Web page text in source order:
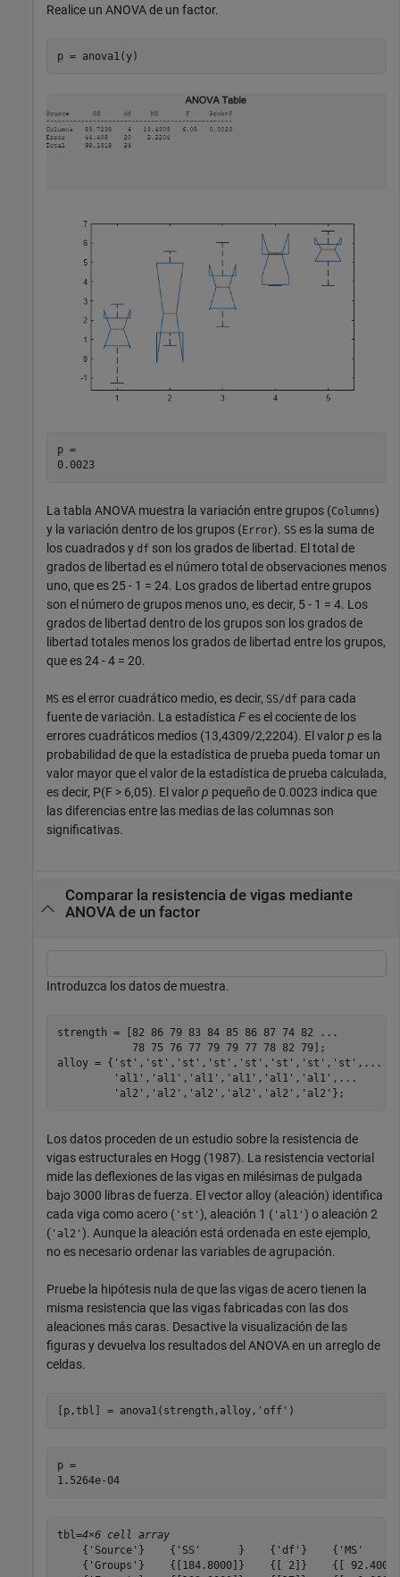
Realice un ANOVA de un factor.
p = anova1(y)
p =
0.0023
La tabla ANOVA muestra la variación entre grupos (Columns)
y la variación dentro de los grupos (Error). SS es la suma de
los cuadrados y df son los grados de libertad. El total de
grados de libertad es el número total de observaciones menos
uno, que es 25 - 1 = 24. Los grados de libertad entre grupos
son el número de grupos menos uno, es decir, 5 - 1 = 4. Los
grados de libertad dentro de los grupos son los grados de
libertad totales menos los grados de libertad entre los grupos,
que es 24 - 4 = 20.
MS es el error cuadrático medio, es decir, SS/df para cada
fuente de variación. La estadística Fes el cociente de los
errores cuadráticos medios (13,4309/2,2204). El valorp es la
probabilidad de que la estadística de prueba pueda tomar un
valor mayor que el valor de la estadística de prueba calculada,
es decir, P(F > 6,05). El valorp pequeño de 0.0023 indica que
las diferencias entre las medias de las columnas son
significativas.
Comparar la resistencia de vigas mediante
ANOVA de un factor
Introduzca los datos de muestra.
strength = [82 86 79 83 84 85 86 87 74 82
...
            78 75 76 77 79 79 77 78 82 79];
alloy = { 'st' , 'st' , 'st' , 'st' , 'st' , 'st' , 'st' , 'st' , ...
'al1' , 'al1' , 'al1' , 'al1' , 'al1' , 'al1' , ...
'al2' , 'al2' , 'al2' , 'al2' , 'al2' , 'al2' };
Los datos proceden de un estudio sobre la resistencia de
vigas estructurales en Hogg (1987). La resistencia vectorial
mide las deflexiones de las vigas en milésimas de pulgada
bajo 3000 libras de fuerza. El vector alloy (aleación) identifica
cada viga como acero ( 'st' ), aleación 1 ( 'al1' ) o aleación 2
( 'al2' ). Aunque la aleación está ordenada en este ejemplo,
no es necesario ordenar las variables de agrupación.
Pruebe la hipótesis nula de que las vigas de acero tienen la
misma resistencia que las vigas fabricadas con las dos
aleaciones más caras. Desactive la visualización de las
figuras y devuelva los resultados del ANOVA en un arreglo de
celdas.
[p,tbl] = anova1(strength,alloy, 'off' )
p =
1.5264e-04
tbl=4×6 cell array
{'Source'}    {'SS'      }    {'df'}    {'MS'
{'Groups'}    {[184.8000]}    {[ 2]}    {[